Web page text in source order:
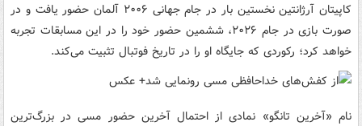
کاپیتان آرژانتین نخستین بار در جام جهانی ۲۰۰۶ آلمان حضور یافت و در
صورت بازی در جام ۲۰۲۶، ششمین حضور خود را در این مسابقات تجربه
خواهد کرد؛ رکوردی که جایگاه او را در تاریخ فوتبال تثبیت می‌کند.
نام «آخرین تانگو» نمادی از احتمال آخرین حضور مسی در بزرگ‌ترین